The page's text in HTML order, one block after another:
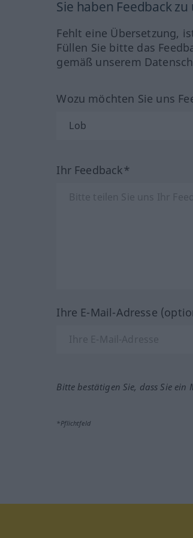
Sie haben Feedback
Fehlt eine Übersetzung,
Füllen Sie bitte das
gemäß unserem
Wozu möchten Sie uns
Ihr Feedback*
Ihre E-Mail-Adresse
Bitte bestätigen Sie, dass Sie ein
*Pflichtfeld